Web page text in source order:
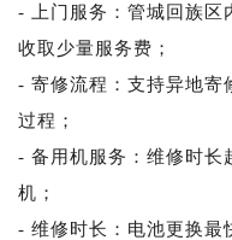
- 上门服务：管城回族区
收取少量服务费；
- 寄修流程：支持异地寄
过程；
- 备用机服务：维修时长
机；
- 维修时长：电池更换最